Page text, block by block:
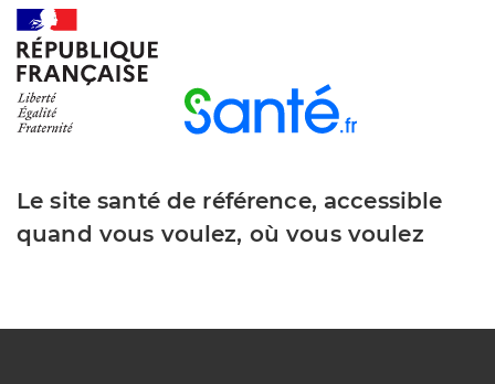
Le site santé de référence, accessible
quand vous voulez, où vous voulez